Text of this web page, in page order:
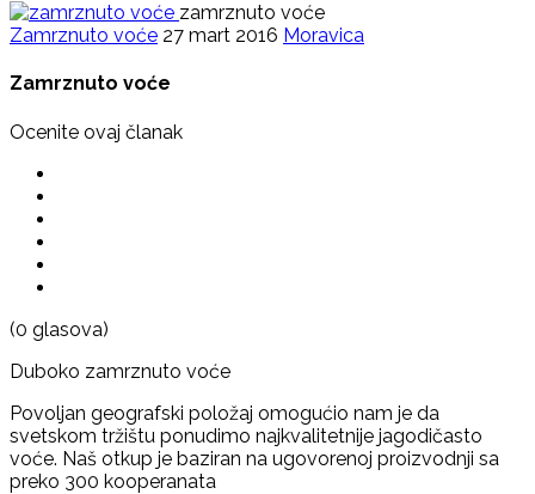
zamrznuto voće
Zamrznuto voće 27 mart 2016 Moravica
Zamrznuto voće
Ocenite ovaj članak
(0 glasova)
Duboko zamrznuto voće
Povoljan geografski položaj omogućio nam je da
svetskom tržištu ponudimo najkvalitetnije jagodičasto
voće. Naš otkup je baziran na ugovorenoj proizvodnji sa
preko 300 kooperanata